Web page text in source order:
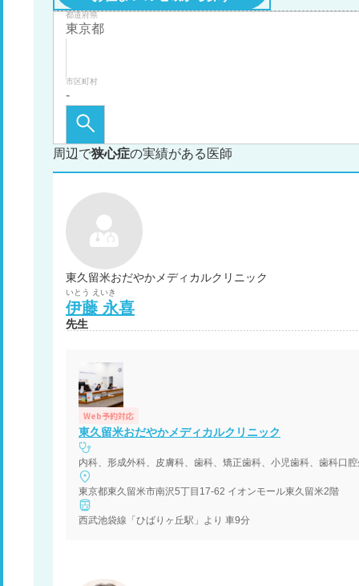
都道府県
市区町村
周辺で狭心症の実績がある医師
東久留米おだやかメディカルクリニック
いとう えいき
伊藤 永喜
先生
Web予約対応
東久留米おだやかメディカルクリニック
内科、形成外科、皮膚科、歯科、矯正歯科、小児歯科、歯科口
東京都東久留米市南沢5丁目17-62 イオンモール東久留米2階
西武池袋線「ひばりヶ丘駅」より 車9分